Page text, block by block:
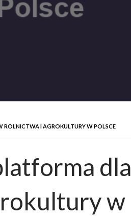
I AGROKULTURY W POLSCE
dla
w